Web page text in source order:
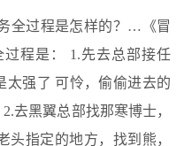
全过程是怎样的？…《冒
程是： 1.先去总部接任
太强了 可怜，偷偷进去的
去黑翼总部找那寒博士，
头指定的地方，找到熊，